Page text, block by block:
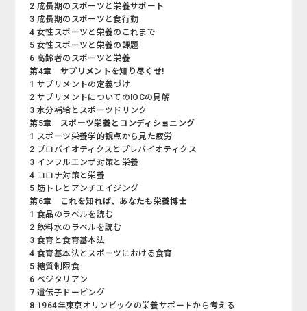
2 成長期のスポーツと栄養サポート
3 成長期のスポーツと食行動
4 女性スポーツと栄養のこれまで
5 女性スポーツと栄養の課題
6 高齢者のスポーツと栄養
第4章 サプリメントを知り尽くせ!
1 サプリメントの定義づけ
2 サプリメントについてのIOCの見解
3 水分補給とスポーツドリンク
第5章 スポーツ栄養とコンディショニング
1 スポーツ栄養学的観点から見た疲労
2 プロバイオティクスとプレバイオティクス
3 インフルエンザ対策と栄養
4 コロナ対策と栄養
5 筋トレとアンチエイジング
第6章 これを知れば、あなたも栄養博士
1 食品のラベルを読む
2 飲料水のラベルを読む
3 食育と食育基本法
4 食育基本法とスポーツにおける食育
5 糖質制限食
6 ベジタリアン
7 遺伝子ドーピング
8 1964年東京オリンピックの栄養サポートから考える